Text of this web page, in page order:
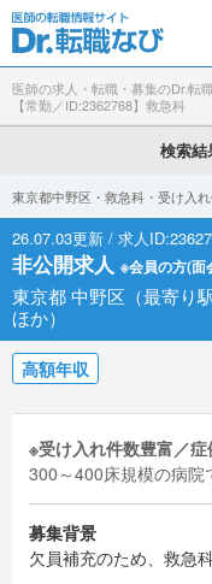
医師の求人・転職・募集のDr.転
【常勤／ID:2362768】救急科
検索結
東京都中野区・救急科・受け入
26.07.03更新 / 求人
非公開求人 ※会員の方(面
東京都 中野区（最寄り
ほか）
高額年収
※受け入れ件数豊富／
300～400床規模の病院
募集背景
欠員補充のため、救急